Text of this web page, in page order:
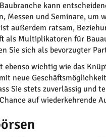
kann
Messen und Seminare,
außerdem ratsam,
als Multiplikatoren für
Sie sich als bevorzugter
ebenso wichtig wie das
neue
Sie stets zuverlässig und
auf wiederkehrende